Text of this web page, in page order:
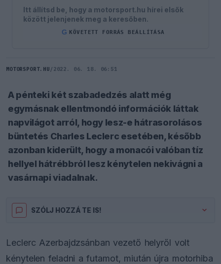
Itt állítsd be, hogy a motorsport.hu hírei elsők
között jelenjenek meg a keresőben.
G KÖVETETT FORRÁS BEÁLLÍTÁSA
MOTORSPORT.HU / 2022. 06. 18. 06:51
A pénteki két szabadedzés alatt még
egymásnak ellentmondó információk láttak
napvilágot arról, hogy lesz-e hátrasorolásos
büntetés Charles Leclerc esetében, később
azonban kiderült, hogy a monacói valóban tíz
hellyel hátrébbról lesz kénytelen nekivágni a
vasárnapi viadalnak.
SZÓLJ HOZZÁ TE IS!
Leclerc Azerbajdzsánban vezető helyről volt
kénytelen feladni a futamot, miután újra motorhiba